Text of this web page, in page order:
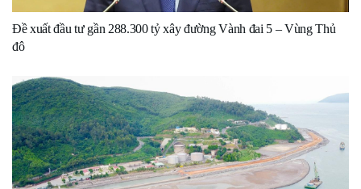
Đề xuất đầu tư gần 288.300 tỷ xây đường Vành đai 5 – Vùng Thủ
đô